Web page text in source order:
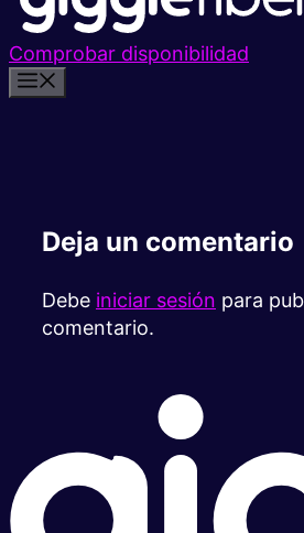
Comprobar disponibilidad
Deja un comentario
Debe iniciar sesión para
comentario.